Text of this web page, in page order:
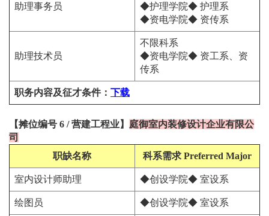
助理事务员
◆护理学院◆ 护理系
◆资电学院◆ 资传系
助理技术员
不限科系
◆资电学院◆ 资工系、资
传系
职务内容及征才条件： 下载
【摊位编号 6 /营建工程业】 庭御室内装修设计企业有限公
司
职缺名称
科系需求 Preferred Major
室内设计师助理 ◆创设学院◆ 室设系
绘图员 ◆创设学院◆ 室设系